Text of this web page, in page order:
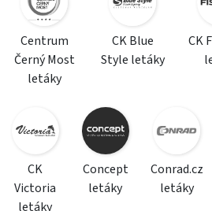
Centrum
Černý Most
letáky
CK Blue
Style letáky
CK
CK
Victoria
letáky
Concept
letáky
Conrad.cz
letáky